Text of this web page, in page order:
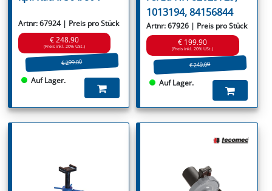
Artnr: 67924 | Preis pro Stück
€ 248.90
(Preis inkl. 20% USt.)
€ 299.00
Auf Lager.
1013194, 84156844
Artnr: 67926 | Preis pro Stück
€ 199.90
(Preis inkl. 20% USt.)
€ 249.00
Auf Lager.